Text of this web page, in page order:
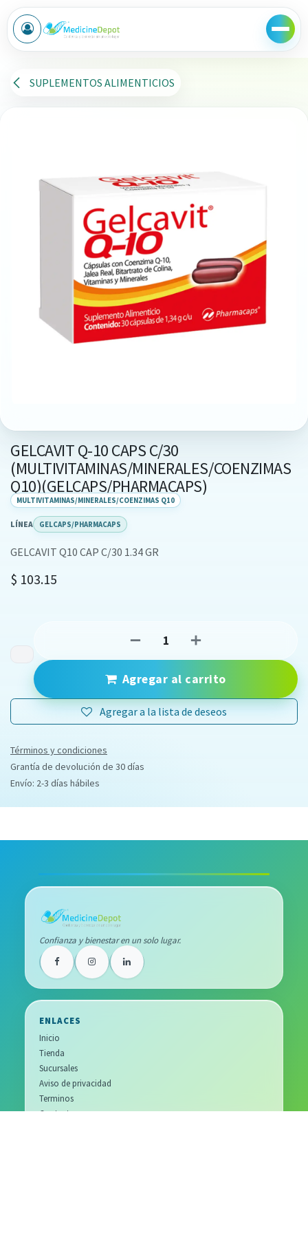
Ir al contenido
SUPLEMENTOS ALIMENTICIOS
GELCAVIT Q-10 CAPS C/30
(MULTIVITAMINAS/MINERALES/COENZIMAS
Q10)(GELCAPS/PHARMACAPS)
MULTIVITAMINAS/MINERALES/COENZIMAS Q10
LÍNEA GELCAPS/PHARMACAPS
GELCAVIT Q10 CAP C/30 1.34 GR
$ 103.15
Agregar al carrito
Agregar a la lista de deseos
Términos y condiciones
Grantía de devolución de 30 días
Envío: 2-3 días hábiles
Confianza y bienestar en un solo lugar.
ENLACES
Inicio
Tienda
Sucursales
Aviso de privacidad
Terminos
Contacto